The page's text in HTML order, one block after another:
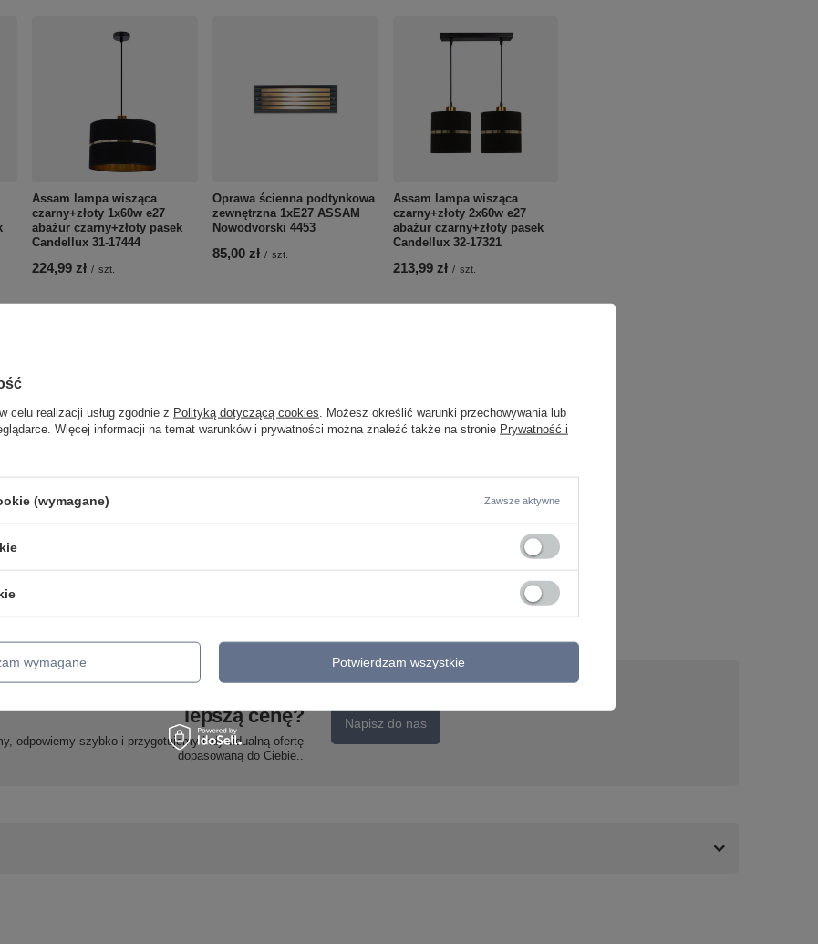
Assam lampa wisząca
czarny+złoty 1x60w e27
abażur czarny+złoty pasek
Candellux 31-17444
224,99 zł / szt.
Oprawa ścienna podtynkowa
zewnętrzna 1xE27 ASSAM
Nowodvorski 4453
85,00 zł / szt.
Assam lampa wisząca
czarny+złoty 2x60w e27
abażur czarny+złoty pasek
Candellux 32-17321
213,99 zł / szt.
LAMPA SENSO LISTWA
lepszą cenę?
odpowiemy szybko i przygotujemy indywidualną ofertę
dopasowaną do Ciebie..
Napisz do nas
celu realizacji usług zgodnie z Polityką dotyczącą cookies . Możesz określić warunki przechowywania lub
Więcej informacji na temat warunków i prywatności można znaleźć także na stronie Prywatność i
(wymagane) Zawsze aktywne
wymagane Potwierdzam wszystkie